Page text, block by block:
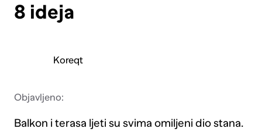
8 ideja
Koreqt
Objavljeno:
Balkon i terasa ljeti su svima omiljeni dio stana.